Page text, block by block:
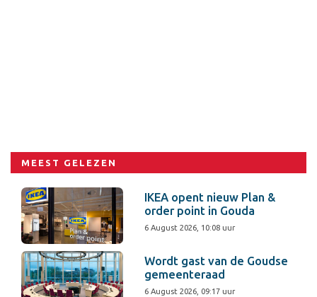
MEEST GELEZEN
IKEA opent nieuw Plan &
order point in Gouda
6 August 2026, 10:08 uur
Wordt gast van de Goudse
gemeenteraad
6 August 2026, 09:17 uur